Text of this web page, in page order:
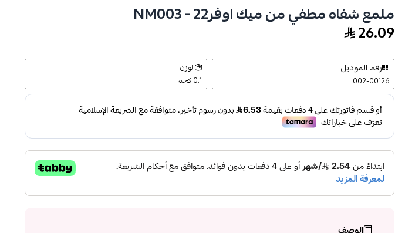
ملمع شفاه مطفي من ميك اوفر22 - NM003
26.09
رقم الموديل
002-00126
الوزن
0.1 كجم
الوصف